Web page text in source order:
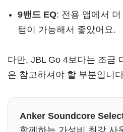
9밴드 EQ: 전용 앱에서
텀이 가능해서 좋았어요.
다만, JBL Go 4보다는 조금
은 참고하셔야 할 부분입니
Anker Soundcore